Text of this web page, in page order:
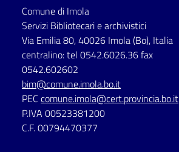
Avvisi
Orari
Comune di Imola
Servizi Bibliotecari e archivistici
Via Emilia 80, 40026 Imola (Bo), Italia
centralino: tel 0542.6026.36 fax
0542.602602
bim@comune.imola.bo.it
PEC comune.imola@cert.provincia.bo.it
P.IVA 00523381200
C.F. 00794470377